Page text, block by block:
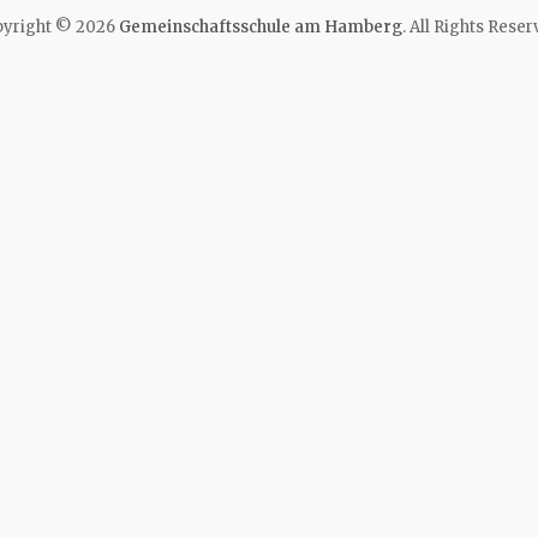
© 2026 Gemeinschaftsschule am Hamberg. All Rights